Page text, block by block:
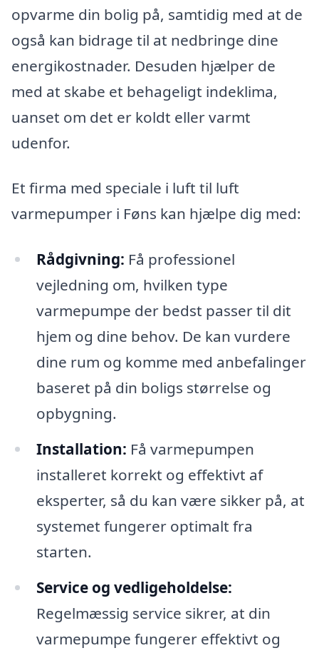
opvarme din bolig på, samtidig med at de
også kan bidrage til at nedbringe dine
energikostnader. Desuden hjælper de
med at skabe et behageligt indeklima,
uanset om det er koldt eller varmt
udenfor.
Et firma med speciale i luft til luft
varmepumper i Føns kan hjælpe dig med:
Rådgivning: Få professionel
vejledning om, hvilken type
varmepumpe der bedst passer til dit
hjem og dine behov. De kan vurdere
dine rum og komme med anbefalinger
baseret på din boligs størrelse og
opbygning.
Installation: Få varmepumpen
installeret korrekt og effektivt af
eksperter, så du kan være sikker på, at
systemet fungerer optimalt fra
starten.
Service og vedligeholdelse:
Regelmæssig service sikrer, at din
varmepumpe fungerer effektivt og